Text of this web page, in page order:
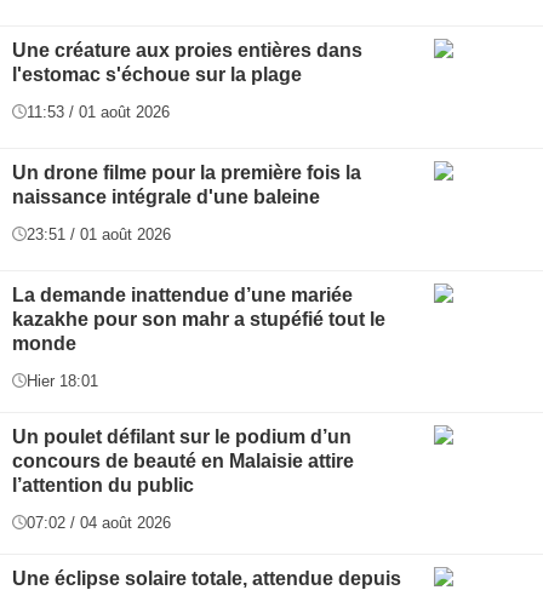
Une créature aux proies entières dans
l'estomac s'échoue sur la plage
11:53 / 01 août 2026
Un drone filme pour la première fois la
naissance intégrale d'une baleine
23:51 / 01 août 2026
La demande inattendue d’une mariée
kazakhe pour son mahr a stupéfié tout le
monde
Hier 18:01
Un poulet défilant sur le podium d’un
concours de beauté en Malaisie attire
l’attention du public
07:02 / 04 août 2026
Une éclipse solaire totale, attendue depuis